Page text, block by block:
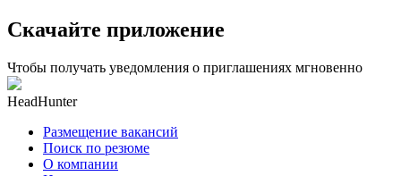
Скачайте приложение
Чтобы получать уведомления о приглашениях мгновенно
HeadHunter
Размещение вакансий
Поиск по резюме
О компании